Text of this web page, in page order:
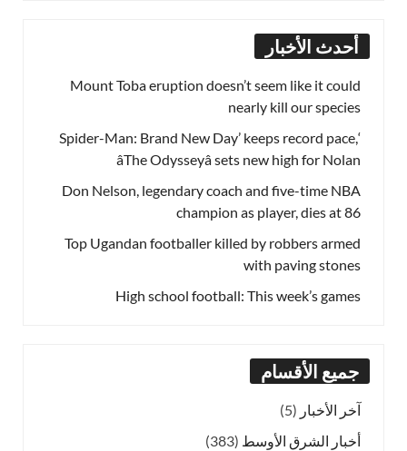
أحدث الأخبار
Mount Toba eruption doesn’t seem like it could
nearly kill our species
‘Spider-Man: Brand New Day’ keeps record pace,
âThe Odysseyâ sets new high for Nolan
Don Nelson, legendary coach and five-time NBA
champion as player, dies at 86
Top Ugandan footballer killed by robbers armed
with paving stones
High school football: This week’s games
جميع الأقسام
آخر الأخبار (5)
أخبار الشرق الأوسط (383)